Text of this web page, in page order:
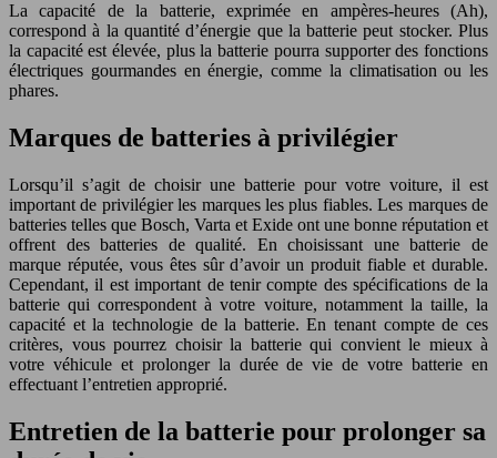
La capacité de la batterie, exprimée en ampères-heures (Ah),
correspond à la quantité d’énergie que la batterie peut stocker. Plus
la capacité est élevée, plus la batterie pourra supporter des fonctions
électriques gourmandes en énergie, comme la climatisation ou les
phares.
Marques de batteries à privilégier
Lorsqu’il s’agit de choisir une batterie pour votre voiture, il est
important de privilégier les marques les plus fiables. Les marques de
batteries telles que Bosch, Varta et Exide ont une bonne réputation et
offrent des batteries de qualité. En choisissant une batterie de
marque réputée, vous êtes sûr d’avoir un produit fiable et durable.
Cependant, il est important de tenir compte des spécifications de la
batterie qui correspondent à votre voiture, notamment la taille, la
capacité et la technologie de la batterie. En tenant compte de ces
critères, vous pourrez choisir la batterie qui convient le mieux à
votre véhicule et prolonger la durée de vie de votre batterie en
effectuant l’entretien approprié.
Entretien de la batterie pour prolonger sa